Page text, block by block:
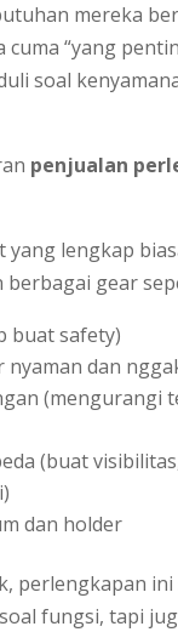
mereka
cuma “yang
soal
penjualan
yang lengkap
berbagai gear
buat safety)
nyaman dan
(mengurangi
(buat
dan holder
perlengkapan
fungsi, tapi